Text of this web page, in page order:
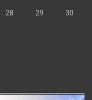
28 29 30